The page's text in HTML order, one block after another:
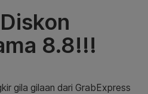
8.8!!!
gila gilaan dari GrabExpress